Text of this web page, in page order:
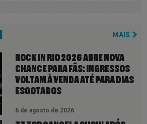
MAIS
ROCK IN RIO 2026 ABRE NOVA
CHANCE PARA FÃS: INGRESSOS
VOLTAM À VENDA ATÉ PARA DIAS
ESGOTADOS
6 de agosto de 2026